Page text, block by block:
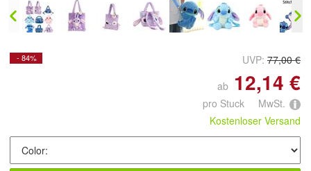
- 84% UVP: 77,00 €
ab 12,14 €
pro Stuck MwSt.
Kostenloser Versand